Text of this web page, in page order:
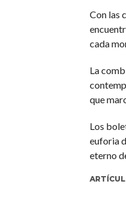
Con las
cada
La
que
Los
euforia
eterno